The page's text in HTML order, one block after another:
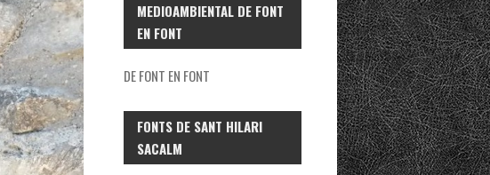
MEDIOAMBIENTAL DE FONT
EN FONT
DE FONT EN FONT
FONTS DE SANT HILARI
SACALM